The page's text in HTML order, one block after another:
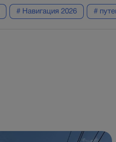
# Навигация 2026 #